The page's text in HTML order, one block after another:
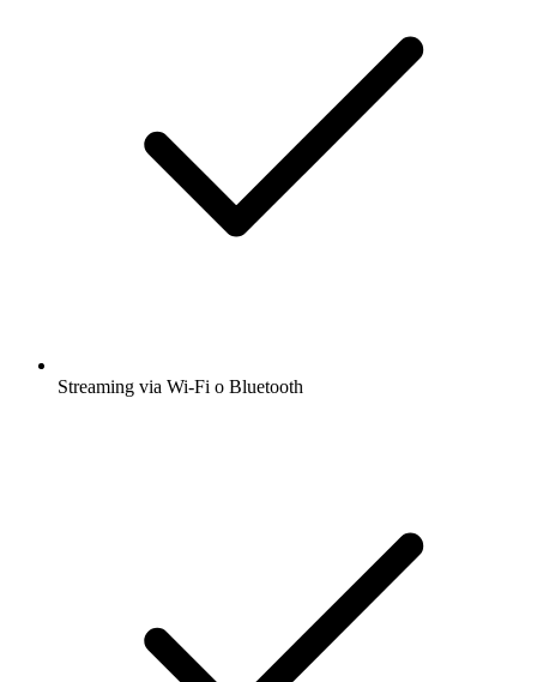
Streaming via Wi-Fi o Bluetooth